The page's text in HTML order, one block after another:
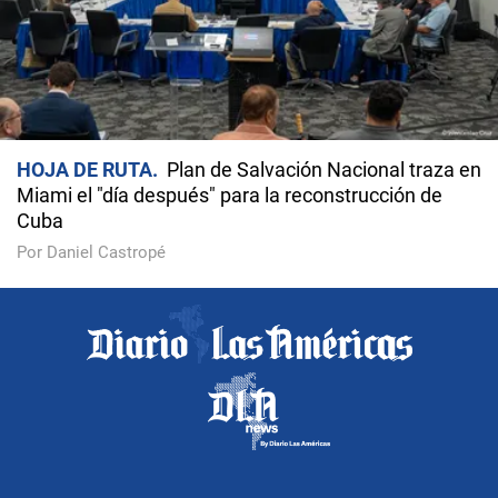
HOJA DE RUTA
Plan de Salvación Nacional traza en
Miami el "día después" para la reconstrucción de
Cuba
Por Daniel Castropé